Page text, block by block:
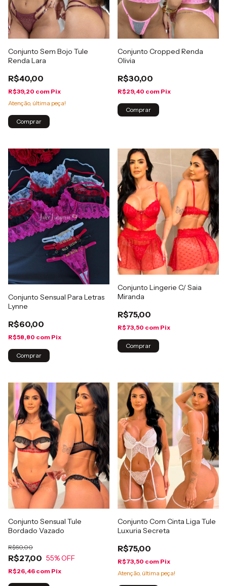
Conjunto Sem Bojo Tule
Renda Lara
R$40,00
R$39,20 com Pix
Atenção, última peça!
Comprar
Conjunto Cropped Renda
Olivia
R$30,00
R$29,40 com Pix
Comprar
Conjunto Sensual Para Letras
Lynne
R$60,00
R$58,80 com Pix
Comprar
Conjunto Lingerie C/ Saia
Miranda
R$75,00
R$73,50 com Pix
Comprar
Conjunto Sensual Tule
Bordado Vazado
R$27,00
R$60,00
55% OFF
R$26,46 com Pix
Conjunto Com Cinta Liga Tule
Luxuria Secreta
R$75,00
R$73,50 com Pix
Atenção, última peça!